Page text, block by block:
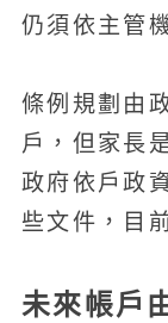
仍須依主管
條例規劃由
戶，但家長
政府依戶政
些文件，目
未來帳戶